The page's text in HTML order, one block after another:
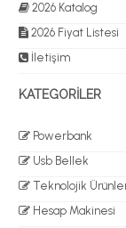
2026 Katalog
2026 Fiyat Listesi
İletişim
KATEGORİLER
Powerbank
Usb Bellek
Teknolojik
Hesap Makinesi